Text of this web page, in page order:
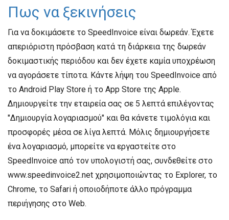
Πως να ξεκινήσεις
Για να δοκιμάσετε το SpeedInvoice είναι δωρεάν. Έχετε
απεριόριστη πρόσβαση κατά τη διάρκεια της δωρεάν
δοκιμαστικής περιόδου και δεν έχετε καμία υποχρέωση
να αγοράσετε τίποτα. Κάντε λήψη του SpeedInvoice από
το Android Play Store ή το App Store της Apple.
Δημιουργείτε την εταιρεία σας σε 5 λεπτά επιλέγοντας
"Δημιουργία λογαριασμού" και θα κάνετε τιμολόγια και
προσφορές μέσα σε λίγα λεπτά. Μόλις δημιουργήσετε
ένα λογαριασμό, μπορείτε να εργαστείτε στο
SpeedInvoice από τον υπολογιστή σας, συνδεθείτε στο
www.speedinvoice2.net χρησιμοποιώντας το Explorer, το
Chrome, το Safari ή οποιοδήποτε άλλο πρόγραμμα
περιήγησης στο Web.